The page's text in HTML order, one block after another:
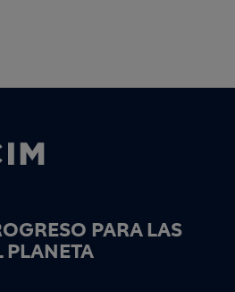
PARA LAS
PLANETA